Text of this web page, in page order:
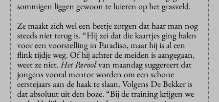
sommigen liggen gewoon te luieren op het grasveld.
Ze maakt zich wel een beetje zorgen dat haar man nog
steeds niet terug is. “Hij zei dat die kaartjes ging halen
voor een voorstelling in Paradiso, maar hij is al een
flink tijdje weg. Of hij achter de meiden is aangegaan,
weet ze niet. Het Paroolvan maandag suggereert dat
jongens vooral mentor worden om een schone
eerstejaars aan de haak te slaan. Volgens De Bekker is
dat absoluut uit den boze. “Bij de training krijgen we